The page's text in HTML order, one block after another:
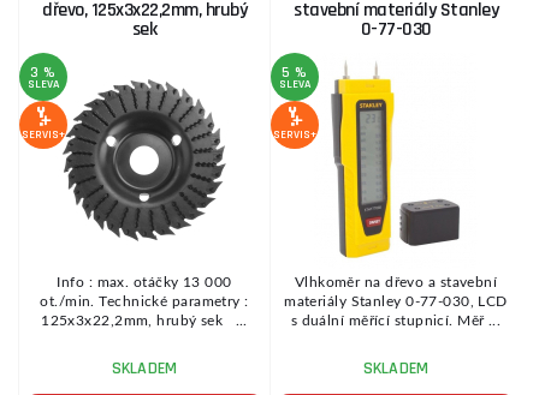
dřevo, 125x3x22,2mm, hrubý
sek
3 %
SLEVA
SERVIS+
Info : max. otáčky 13 000
ot./min. Technické parametry :
125x3x22,2mm, hrubý sek ...
SKLADEM
stavební materiály Stanley
0-77-030
5 %
SLEVA
SERVIS+
Vlhkoměr na dřevo a stavební
materiály Stanley 0-77-030, LCD
s duální měřící stupnicí. Měř ...
SKLADEM